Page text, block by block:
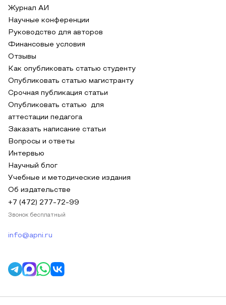
Журнал АИ
Научные конференции
Руководство для авторов
Финансовые условия
Отзывы
Как опубликовать статью студенту
Опубликовать статью магистранту
Срочная публикация статьи
Опубликовать статью для
аттестации педагога
Заказать написание статьи
Вопросы и ответы
Интервью
Научный блог
Учебные и методические издания
Об издательстве
+7 (472) 277-72-99
Звонок бесплатный
info@apni.ru